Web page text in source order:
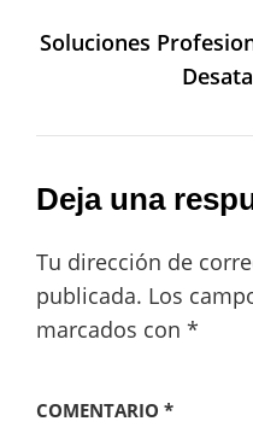
Soluciones
Deja una
Tu dirección de
publicada. Los
marcados con *
COMENTARIO *